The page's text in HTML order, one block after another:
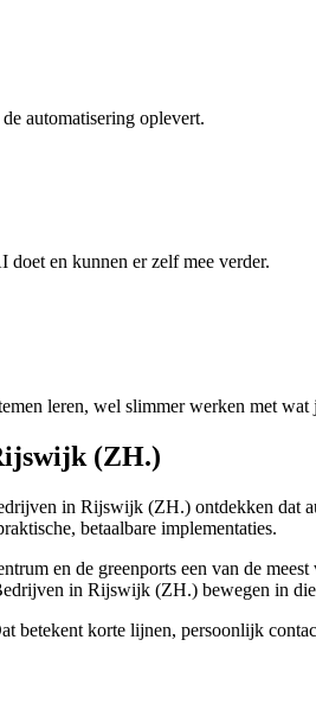
automatisering oplevert.
doet en kunnen er zelf mee verder.
leren, wel slimmer werken met wat
(ZH.)
in Rijswijk (ZH.) ontdekken dat
betaalbare implementaties.
en de greenports een van de
in Rijswijk (ZH.) bewegen in
korte lijnen, persoonlijk